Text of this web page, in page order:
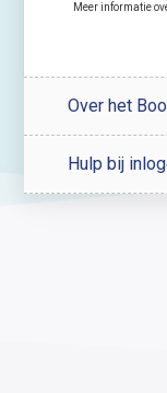
Meer informatie
Over het
Hulp bij